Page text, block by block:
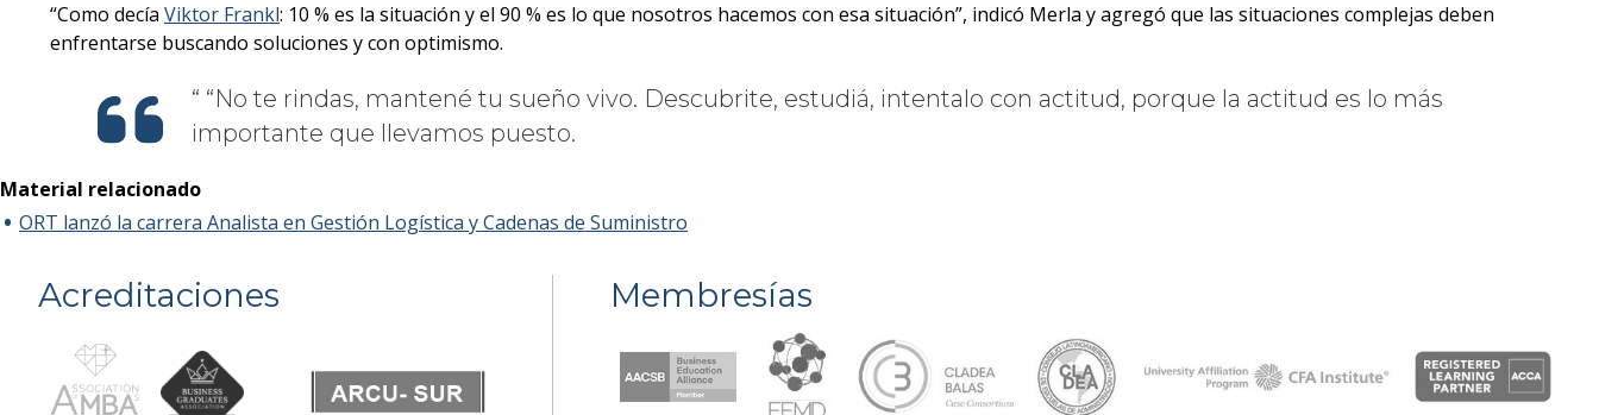
“Como decía Viktor Frankl: 10 % es la situación y el 90 % es lo que nosotros hacemos con esa situación”, indicó Merla y agregó que las situaciones complejas deben
enfrentarse buscando soluciones y con optimismo.
“No te rindas, mantené tu sueño vivo. Descubrite, estudiá, intentalo con actitud, porque la actitud es lo más
importante que llevamos puesto.
Material relacionado
ORT lanzó la carrera Analista en Gestión Logística y Cadenas de Suministro
Acreditaciones Membresías